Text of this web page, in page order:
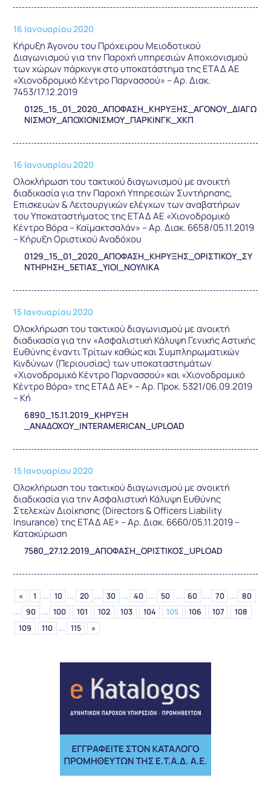
16 Ιανουαρίου 2020
Κήρυξη Άγονου του Πρόχειρου Μειοδοτικού
Διαγωνισμού για την Παροχή υπηρεσιών Αποχιονισμού
των χώρων πάρκινγκ στο υποκατάστημα της ΕΤΑΔ ΑΕ
«Χιονοδρομικό Κέντρο Παρνασσού» – Αρ. Διακ.
7453/17.12.2019
0125_15_01_2020_ΑΠΟΦΑΣΗ_ΚΗΡΥΞΗΣ_ΑΓΟΝΟΥ_ΔΙΑΓΩ
ΝΙΣΜΟΥ_ΑΠΟΧΙΟΝΙΣΜΟΥ_ΠΑΡΚΙΝΓΚ_ΧΚΠ
16 Ιανουαρίου 2020
Ολοκλήρωση του τακτικού διαγωνισμού με ανοικτή
διαδικασία για την Παροχή Υπηρεσιών Συντήρησης,
Επισκευών & Λειτουργικών ελέγχων των αναβατήρων
του Υποκαταστήματος της ΕΤΑΔ ΑΕ «Χιονοδρομικό
Κέντρο Βόρα – Καϊμακτσαλάν» – Αρ. Διακ. 6658/05.11.2019
– Κήρυξη Οριστικού Αναδόχου
0129_15_01_2020_ΑΠΟΦΑΣΗ_ΚΗΡΥΞΗΣ_ΟΡΙΣΤΙΚΟΥ_ΣΥ
ΝΤΗΡΗΣΗ_5ΕΤΙΑΣ_ΥΙΟΙ_ΝΟΥΛΙΚΑ
15 Ιανουαρίου 2020
Ολοκλήρωση του τακτικού διαγωνισμού με ανοικτή
διαδικασία για την «Ασφαλιστική Κάλυψη Γενικής Αστικής
Ευθύνης έναντι Τρίτων καθώς και Συμπληρωματικών
Κινδύνων (Περιουσίας) των υποκαταστημάτων
«Χιονοδρομικό Κέντρο Παρνασσού» και «Χιονοδρομικό
Κέντρο Βόρα» της ΕΤΑΔ ΑΕ» – Αρ. Προκ. 5321/06.09.2019
– Κή
6890_15.11.2019_ΚΗΡΥΞΗ
_ΑΝΑΔΟΧΟΥ_INTERAMERICAN_UPLOAD
15 Ιανουαρίου 2020
Ολοκλήρωση του τακτικού διαγωνισμού με ανοικτή
διαδικασία για την Ασφαλιστική Κάλυψη Ευθύνης
Στελεχών Διοίκησης (Directors & Officers Liability
Insurance) της ΕΤΑΔ ΑΕ» – Αρ. Διακ. 6660/05.11.2019 –
Κατακύρωση
7580_27.12.2019_ΑΠΟΦΑΣΗ_ΟΡΙΣΤΙΚΟΣ_UPLOAD
« 1 ... 10 ... 20 ... 30 ... 40 ... 50 ... 60 ... 70 ... 80
... 90 ... 100 101 102 103 104 105 106 107
108
109
110 ... 115 »